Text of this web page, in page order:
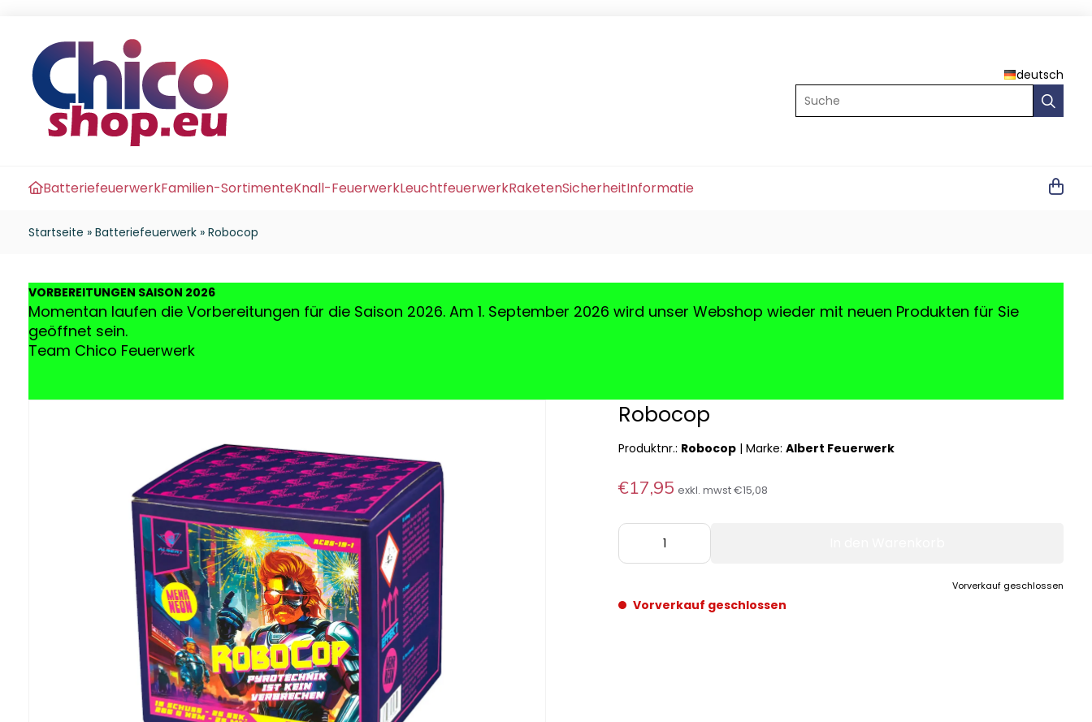
deutsch
Suche
BatteriefeuerwerkFamilien-SortimenteKnall-FeuerwerkLeuchtfeuerwerkRaketenSicherheitInformatie
Startseite » Batteriefeuerwerk » Robocop
VORBEREITUNGEN SAISON 2026
Momentan laufen die Vorbereitungen für die Saison 2026. Am 1. September 2026 wird unser Webshop wieder mit neuen Produkten für Sie
geöffnet sein.
Team Chico Feuerwerk
Robocop
Produktnr.: Robocop |Marke:Albert Feuerwerk
€17,95 exkl. mwst€15,08
Vorverkauf geschlossen
Vorverkauf geschlossen